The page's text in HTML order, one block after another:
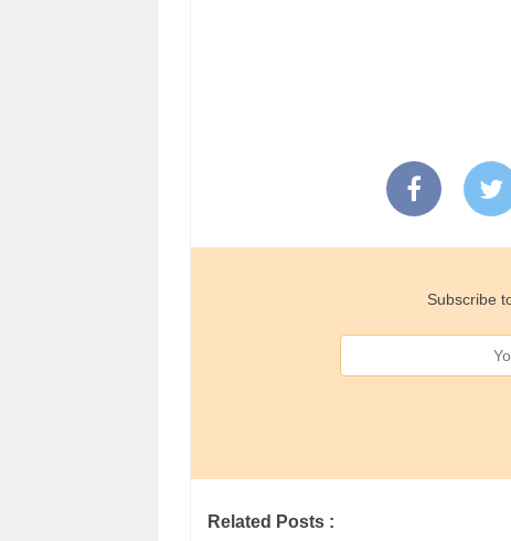
Subscribe
Related Posts :